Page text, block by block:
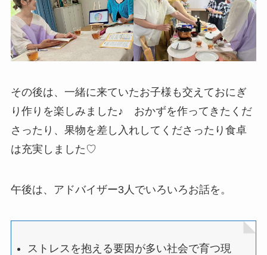
その後は、一緒に来ていたお子様も交えておにぎ
り作りを楽しみました♪ おかずを作ってきたくだ
さったり、果物を差し入れしてくださったり食卓
は充実しました♡
午後は、アドバイザー3人でいろいろお話を。
ストレスを抱える要因が多い社会で育つ現